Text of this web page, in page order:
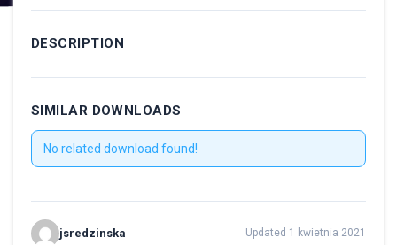
DESCRIPTION
SIMILAR DOWNLOADS
No related download found!
jsredzinska Updated 1 kwietnia 2021